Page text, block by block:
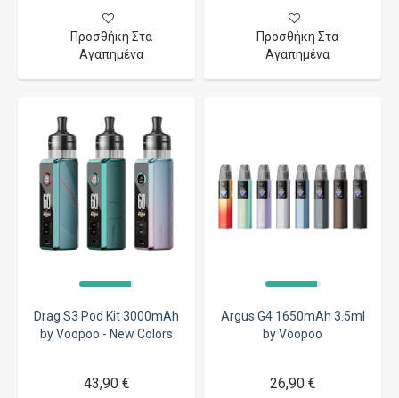
Προσθήκη Στα
Αγαπημένα
Προσθήκη Στα
Αγαπημένα
Drag S3 Pod Kit 3000mAh
by Voopoo - New Colors
43,90 €
Argus G4 1650mAh 3.5ml
by Voopoo
26,90 €